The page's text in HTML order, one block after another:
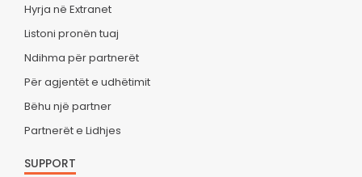
Hyrja në Extranet
Listoni pronën tuaj
Ndihma për partnerët
Për agjentët e udhëtimit
Bëhu një partner
Partnerët e Lidhjes
SUPPORT